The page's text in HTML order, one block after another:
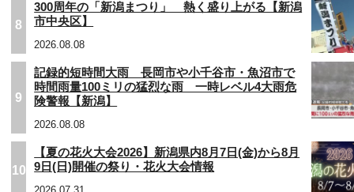
8
300周年の「新潟まつり」 熱く盛り上がる【新潟
市中央区】
2026.08.08
9
記録的短時間大雨 長岡市や小千谷市・魚沼市で
時間雨量100ミリの猛烈な雨 一時レベル4大雨危
険警報【新潟】
2026.08.08
10
【夏の花火大会2026】新潟県内8月7日(金)から8月
9日(日)開催の祭り・花火大会情報